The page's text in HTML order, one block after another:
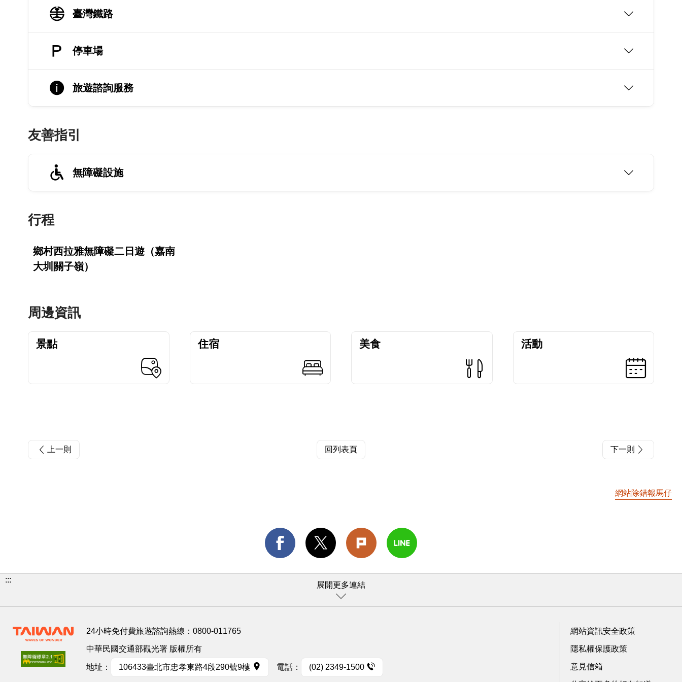
臺灣鐵路
停車場
旅遊諮詢服務
友善指引
無障礙設施
行程
鄉村西拉雅無障礙二日遊（嘉南
大圳關子嶺）
周邊資訊
景點 住宿 美食 活動
上一則 回列表頁 下一則
網站除錯報馬仔
:::
展開更多連結
24小時免付費旅遊諮詢熱線： 0800-011765
中華民國交通部觀光署 版權所有
地址： 106433臺北市忠孝東路4段290號9樓 電話： (02) 2349-1500
網站資訊安全政策
隱私權保護政策
意見信箱